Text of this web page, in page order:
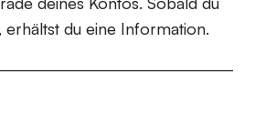
erhältst du eine Information.